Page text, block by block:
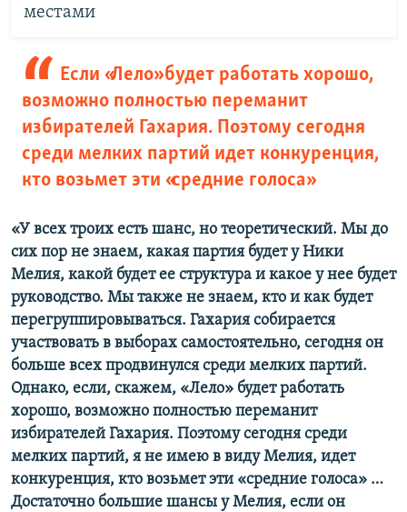
местами
Если «Лело» будет работать хорошо,
возможно полностью переманит
избирателей Гахария. Поэтому сегодня
среди мелких партий идет конкуренция,
кто возьмет эти «средние голоса»
«У всех троих есть шанс, но теоретический. Мы до
сих пор не знаем, какая партия будет у Ники
Мелия, какой будет ее структура и какое у нее будет
руководство. Мы также не знаем, кто и как будет
перегруппировываться. Гахария собирается
участвовать в выборах самостоятельно, сегодня он
больше всех продвинулся среди мелких партий.
Однако, если, скажем, «Лело» будет работать
хорошо, возможно полностью переманит
избирателей Гахария. Поэтому сегодня среди
мелких партий, я не имею в виду Мелия, идет
конкуренция, кто возьмет эти «средние голоса» …
Достаточно большие шансы у Мелия, если он